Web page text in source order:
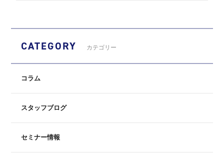
CATEGORY カテゴリー
コラム
スタッフブログ
セミナー情報